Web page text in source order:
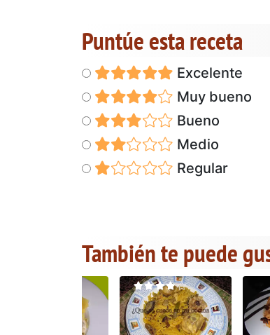
Puntúe esta receta
Excelente
Muy bueno
Bueno
Medio
Regular
También te puede